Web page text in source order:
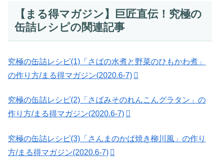
【まる得マガジン】巨匠直伝！究極の
缶詰レシピの関連記事
究極の缶詰レシピ(1)「さばの水煮と野菜のひもかわ煮」
の作り方/まる得マガジン(2020.6-7)
究極の缶詰レシピ(2)「さばみそのれんこんグラタン」の
作り方/まる得マガジン(2020.6-7)
究極の缶詰レシピ(3)「さんまのかば焼き柳川風」の作り
方/まる得マガジン(2020.6-7)